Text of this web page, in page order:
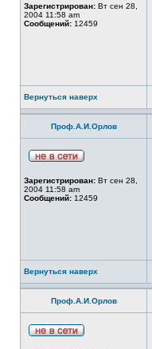
Зарегистрирован: Вт сен 28,
2004 11:58 am
Сообщений: 12459
Вернуться наверх
Проф.А.И.Орлов
Зарегистрирован: Вт сен 28,
2004 11:58 am
Сообщений: 12459
Вернуться наверх
Проф.А.И.Орлов